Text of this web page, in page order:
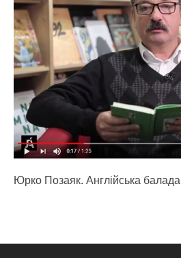
Юрко Позаяк. Англійська балада